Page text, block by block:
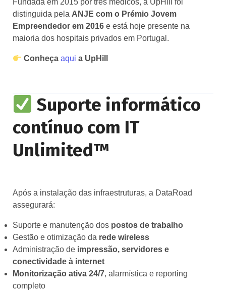
Fundada em 2015 por três médicos, a UpHill foi
distinguida pela ANJE com o Prémio Jovem
Empreendedor em 2016 e está hoje presente na
maioria dos hospitais privados em Portugal.
Conheçaaqui a UpHill
Suporte informático
contínuo com IT
Unlimited™
Após a instalação das infraestruturas, a DataRoad
assegurará:
Suporte e manutenção dos postos de trabalho
Gestão e otimização da rede wireless
Administração de impressão, servidores e
conectividade à internet
Monitorização ativa 24/7, alarmística e reporting
completo